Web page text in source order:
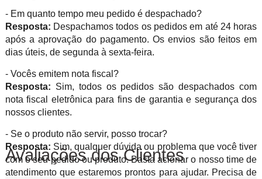
- Em quanto tempo meu pedido é despachado?
Resposta: Despachamos todos os pedidos em até 24 horas
após a aprovação do pagamento. Os envios são feitos em
dias úteis, de segunda à sexta-feira.
- Vocês emitem nota fiscal?
Resposta: Sim, todos os pedidos são despachados com
nota fiscal eletrônica para fins de garantia e segurança dos
nossos clientes.
- Se o produto não servir, posso trocar?
Resposta: Sim, qualquer dúvida ou problema que você tiver
com o seu pedido ou produto. Basta acionar o nosso time de
atendimento que estaremos prontos para ajudar. Precisa de
Avaliações dos Clientes